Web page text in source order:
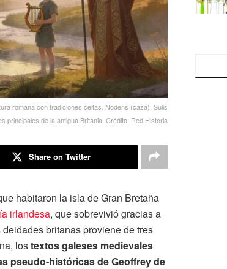
romana con tradiciones celtas. Nodens (caza), Sulis
principales de la antigua Britania. Crédito: Red Historia
Share on Twitter
habitaron la isla de Gran Bretaña
irlandesa, que sobrevivió gracias a
britanas proviene de tres
lostextos galeses medievales
pseudo-históricas de Geoffrey de